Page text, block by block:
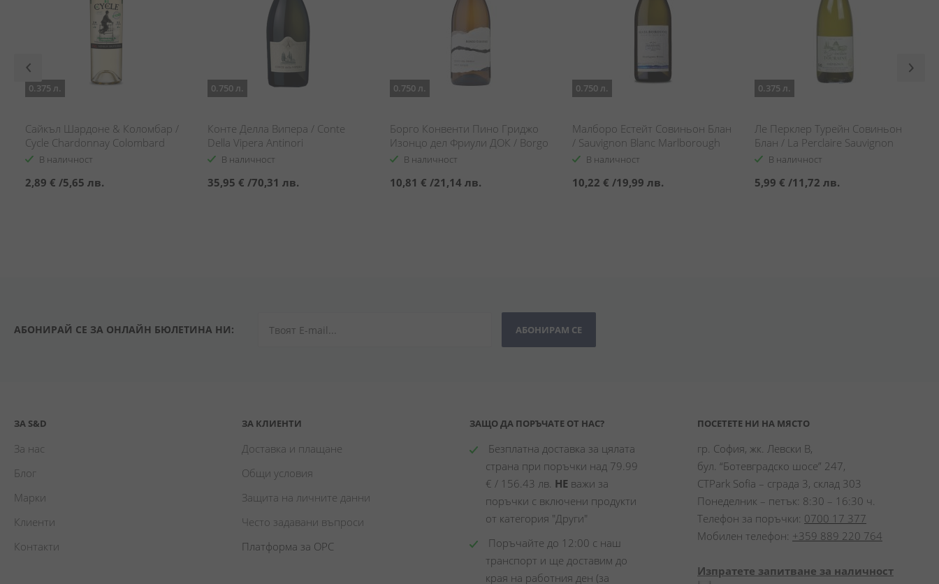
0.375 л.
Сайкъл Шардоне & Коломбар /
Cycle Chardonnay Colombard
В наличност
2,89 € /5,65 лв.
0.750 л.
Конте Делла Випера / Conte
Della Vipera Antinori
В наличност
35,95 € /70,31 лв.
0.750 л.
Борго Конвенти Пино Гриджо
Изонцо дел Фриули ДОК / Borgo
Conventi Isonzo del Friuli Pinot
В наличност
10,81 € /21,14 лв.
0.750 л.
Малборо Естейт Совиньон Блан
/ Sauvignon Blanc Marlborough
Estate Reserve
В наличност
10,22 € /19,99 лв.
0.375 л.
Ле Перклер Турейн Совиньон
Блан / La Perclaire Sauvignon
Touraine
В наличност
5,99 € /11,72 лв.
АБОНИРАЙ СЕ ЗА ОНЛАЙН БЮЛЕТИНА НИ: АБОНИРАМ СЕ
ЗА S&D
За нас
Блог
Марки
Клиенти
Контакти
ЗА КЛИЕНТИ
Доставка и плащане
Общи условия
Защита на личните данни
Често задавани въпроси
Платформа за ОРС
ЗАЩО ДА ПОРЪЧАТЕ ОТ НАС?
Безплатна доставка за цялата
страна при поръчки над 79.99
€ / 156.43 лв. НЕ важи за
поръчки с включени продукти
от категория "Други"
Поръчайте до 12:00 с наш
транспорт и ще доставим до
края на работния ден (за
ПОСЕТЕТЕ НИ НА МЯСТО
гр. София, жк. Левски В,
бул. “Ботевградско шосе” 247,
CTPark Sofia – сграда 3, склад 303
Понеделник – петък: 8:30 – 16:30 ч.
Телефон за поръчки: 0700 17 377
Мобилен телефон: +359 889 220 764
Изпратете запитване за наличност